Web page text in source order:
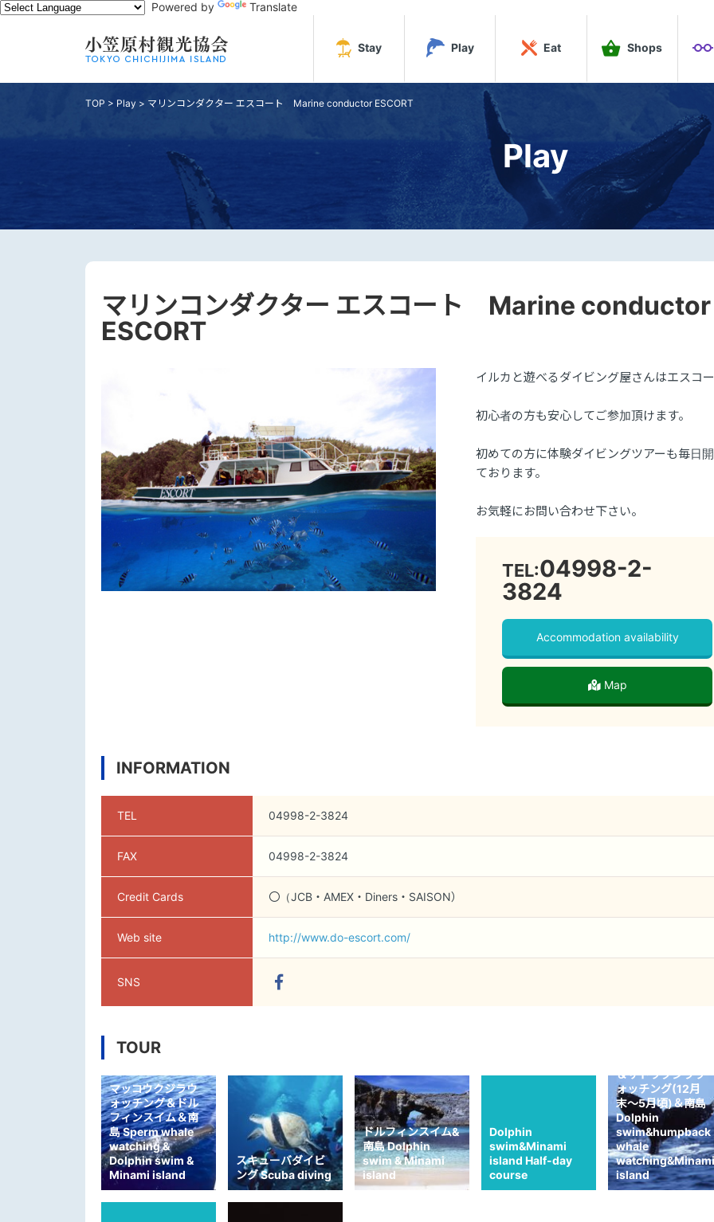
Powered by Translate
Stay Play Eat Shops
TOP > Play > マリンコンダクター エスコート Marine conductor ESCORT
Play
マリンコンダクター エスコート Marine conductor
ESCORT
イルカと遊べるダイビング屋さんはエスコ
初心者の方も安心してご参加頂けます。
初めての方に体験ダイビングツアーも毎日
ております。
お気軽にお問い合わせ下さい。
TEL:04998-2-
3824
Accommodation availability
Map
INFORMATION
TEL 04998-2-3824
FAX 04998-2-3824
Credit Cards 〇（JCB・AMEX・Diners・SAISON）
Web site http://www.do-escort.com/
SNS
TOUR
マッコウクジラウ
ォッチング＆ドル
フィンスイム＆南
島 Sperm whale
watching &
Dolphin swim &
Minami island
スキューバダイビ
ング Scuba diving
ドルフィンスイム&
南島 Dolphin
swim & Minami
island
Dolphin
swim&Minami
island Half-day
course
＆ザトウクジラウ
ォッチング(12月
末〜5月頃)＆南島
Dolphin
swim&humpback
whale
watching&Minami
island